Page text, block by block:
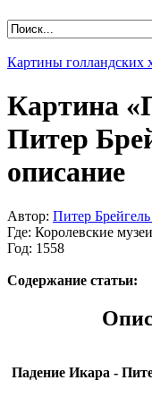
Картины голландских
Картина
Питер
описание
Автор: Питер
Где: Королевские
Год: 1558
Содержание статьи:
Падение Икара -